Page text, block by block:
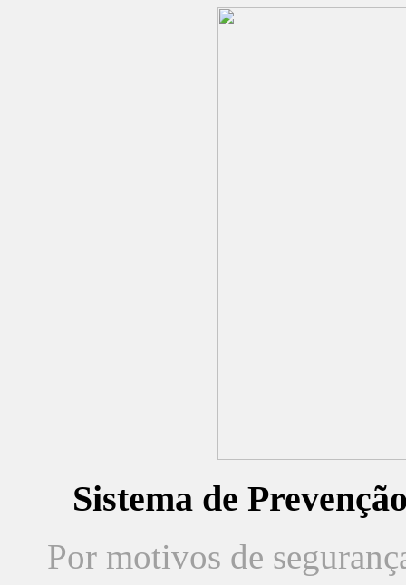
Sistema de
Por motivos de